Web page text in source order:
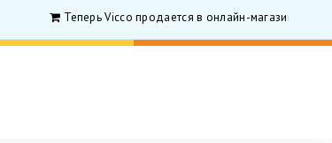
Теперь Vicco продается в онлайн-магазине для